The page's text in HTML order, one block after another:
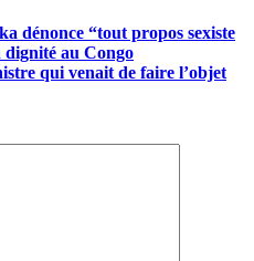
dénonce “tout propos sexiste
dignité au Congo
qui venait de faire l’objet